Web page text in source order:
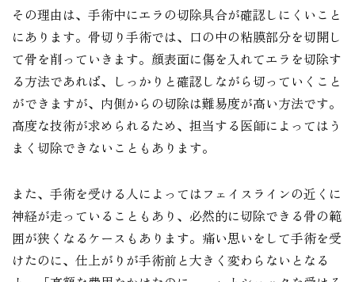
その理由は、手術中にエラの切除具合が確認しにくいこと
にあります。骨切り手術では、口の中の粘膜部分を切開し
て骨を削っていきます。顔表面に傷を入れてエラを切除す
る方法であれば、しっかりと確認しながら切っていくこと
ができますが、内側からの切除は難易度が高い方法です。
高度な技術が求められるため、担当する医師によってはう
まく切除できないこともあります。
また、手術を受ける人によってはフェイスラインの近くに
神経が走っていることもあり、必然的に切除できる骨の範
囲が狭くなるケースもあります。痛い思いをして手術を受
けたのに、仕上がりが手術前と大きく変わらないとなる